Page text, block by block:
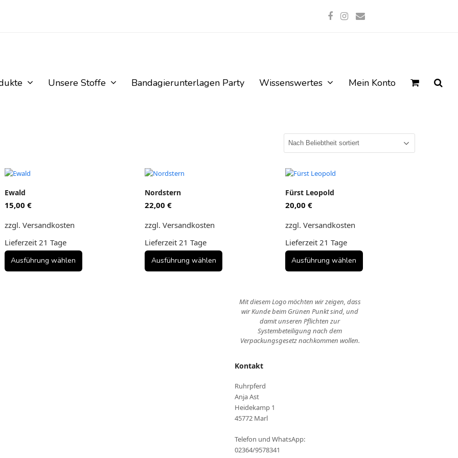
Facebook
Instagram
E-
Unsere Stoffe Bandagierunterlagen Party Wissenswertes Mein Konto
Ewald
15,00 €
zzgl. Versandkosten
Lieferzeit 21 Tage
Ausführung wählen
Dieses
weist
mehrere
auf.
Optionen
können
auf
Nordstern
22,00 €
zzgl. Versandkosten
Lieferzeit 21 Tage
Ausführung wählen
Dieses
weist
mehrere
auf.
Optionen
können
auf
Fürst Leopold
20,00 €
zzgl. Versandkosten
Lieferzeit 21 Tage
Ausführung wählen
Dieses
weist
mehrere
auf.
Optionen
können
auf
gewählt
werden
Mit diesem Logo möchten wir zeigen, dass
wir Kunde beim Grünen Punkt sind, und
damit unseren Pflichten zur
Systembeteiligung nach dem
Verpackungsgesetz nachkommen wollen.
Kontakt
Ruhrpferd
Anja Ast
Heidekamp 1
45772 Marl
Telefon und WhatsApp:
02364/9578341